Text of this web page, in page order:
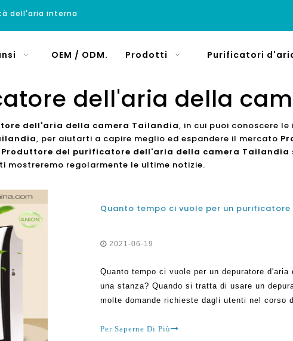
dell'aria interna
OEM / ODM. Prodotti Purificatori
dell'aria della
dell'aria della camera Tailandia, in cui puoi conoscere
, per aiutarti a capire meglio ed espandere il mercato
Produttore del purificatore dell'aria della camera Tailandia
mostreremo regolarmente le ultime notizie.
2021-06-19
Quanto tempo ci vuole per un depuratore
una stanza? Quando si tratta di usare un
molte domande richieste dagli utenti nel corso
come previsto. La maggior parte delle persone
Per Saperne Di Più